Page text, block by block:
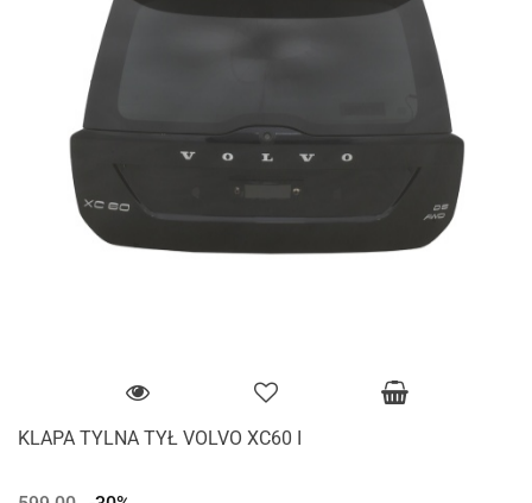
KLAPA TYLNA TYŁ VOLVO XC60 I